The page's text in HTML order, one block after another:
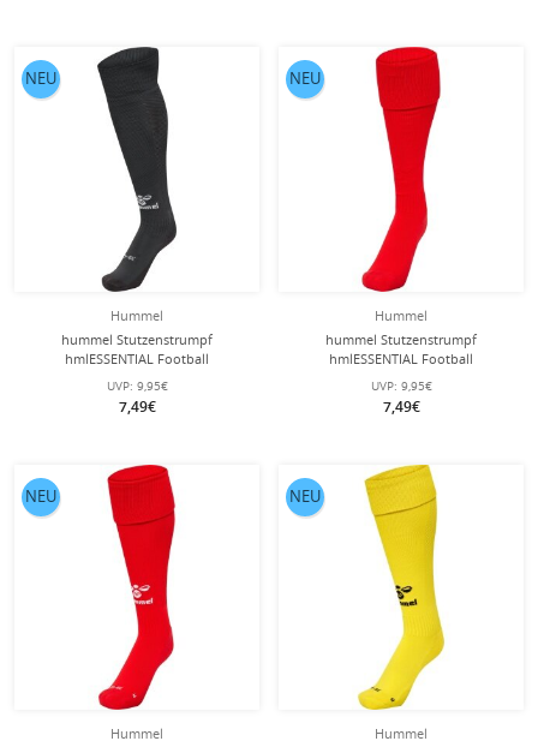
Hummel
hummel Stutzenstrumpf
hmlESSENTIAL Football
(feuchtigkeitsabsorbierend)
dunkelgrau/weiss - 1 Paar
UVP: 9,95€
7,49€
NEU
Hummel
hummel Stutzenstrumpf
hmlESSENTIAL Football
(feuchtigkeitsabsorbierend) rot - 1
Paar
UVP: 9,95€
7,49€
NEU
Hummel
NEU
Hummel
NEU